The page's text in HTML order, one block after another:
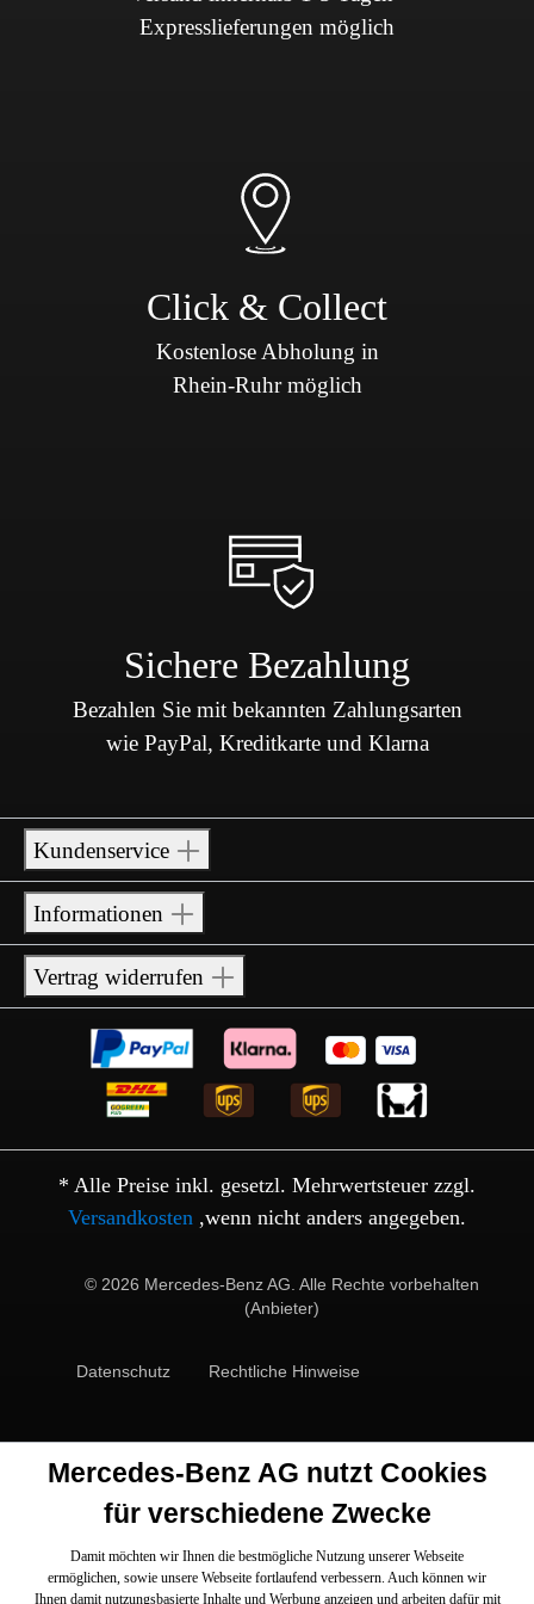
100 % Polyester (recycelt) - Größen: S-XXL - Kapuze im
Kragen mit Reißverschluss verstaubar - Modern Fit
Expresslieferungen möglich
Click & Collect
Kostenlose Abholung in
Rhein-Ruhr möglich
Sichere Bezahlung
Bezahlen Sie mit bekannten Zahlungsarten
wie PayPal, Kreditkarte und Klarna
Kundenservice
Informationen
Vertrag widerrufen
* Alle Preise inkl. gesetzl. Mehrwertsteuer zzgl.
Versandkosten ,wenn nicht anders angegeben.
© 2026 Mercedes-Benz AG. Alle Rechte vorbehalten
(Anbieter)
Datenschutz Rechtliche Hinweise
Mercedes-Benz AG nutzt Cookies
für verschiedene Zwecke
Damit möchten wir Ihnen die bestmögliche Nutzung unserer Webseite
ermöglichen, sowie unsere Webseite fortlaufend verbessern. Auch können wir
Ihnen damit nutzungsbasierte Inhalte und Werbung anzeigen und arbeiten dafür mit